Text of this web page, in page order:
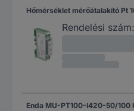
Rendelési szám: